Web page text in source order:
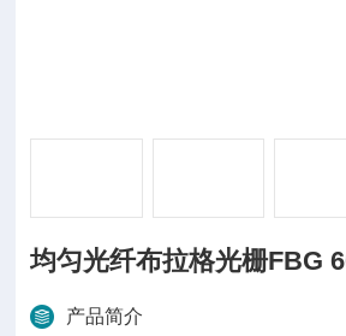
均匀光纤布拉格光栅FBG
产品简介